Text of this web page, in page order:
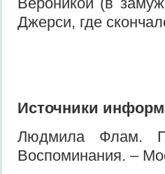
Джерси, где
Источники
Людмила Флам.
Воспоминания. –